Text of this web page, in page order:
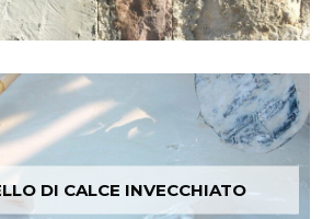
DI CALCE INVECCHIATO